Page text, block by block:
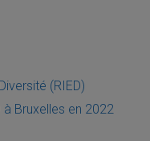
(RIED)
Bruxelles en 2022